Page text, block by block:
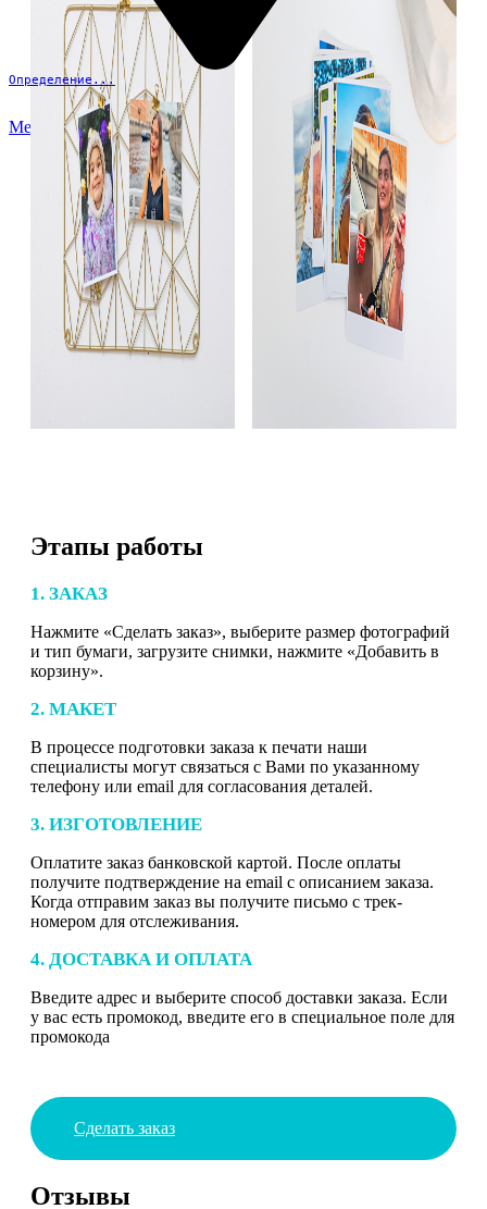
Определение...
Меню
Этапы работы
1. ЗАКАЗ
Нажмите «Сделать заказ», выберите размер фотографий
и тип бумаги, загрузите снимки, нажмите «Добавить в
корзину».
2. МАКЕТ
В процессе подготовки заказа к печати наши
специалисты могут связаться с Вами по указанному
телефону или email для согласования деталей.
3. ИЗГОТОВЛЕНИЕ
Оплатите заказ банковской картой. После оплаты
получите подтверждение на email с описанием заказа.
Когда отправим заказ вы получите письмо с трек-
номером для отслеживания.
4. ДОСТАВКА И ОПЛАТА
Введите адрес и выберите способ доставки заказа. Если
у вас есть промокод, введите его в специальное поле для
промокода
Сделать заказ
Отзывы